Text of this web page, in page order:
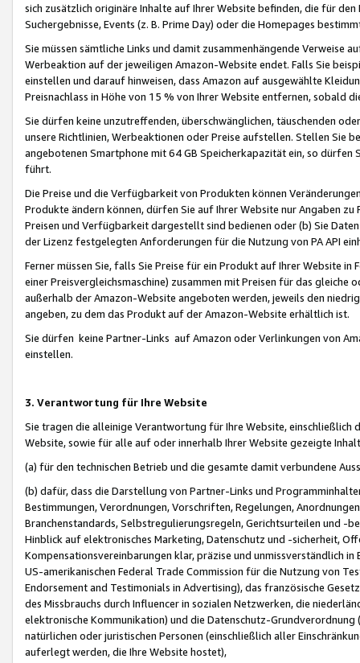
sich zusätzlich originäre Inhalte auf Ihrer Website befinden, die für
Suchergebnisse, Events (z. B. Prime Day) oder die Homepages
Sie müssen sämtliche Links und damit zusammenhängende
Werbeaktion auf der jeweiligen Amazon-Website endet. Falls Sie
einstellen und darauf hinweisen, dass Amazon auf ausgewählte
Preisnachlass in Höhe von 15 % von Ihrer Website entfernen, sobald
Sie dürfen keine unzutreffenden, überschwänglichen, täuschenden
unsere Richtlinien, Werbeaktionen oder Preise aufstellen. Stellen Sie
angebotenen Smartphone mit 64 GB Speicherkapazität ein, so dürfen
führt.
Die Preise und die Verfügbarkeit von Produkten können
Produkte ändern können, dürfen Sie auf Ihrer Website nur Angaben
Preisen und Verfügbarkeit dargestellt sind bedienen oder (b) Sie
der Lizenz festgelegten Anforderungen für die Nutzung von PA API
Ferner müssen Sie, falls Sie Preise für ein Produkt auf Ihrer Website
einer Preisvergleichsmaschine) zusammen mit Preisen für das
außerhalb der Amazon-Website angeboten werden, jeweils den
angeben, zu dem das Produkt auf der Amazon-Website erhältlich ist.
Sie dürfen keine Partner-Links auf Amazon oder Verlinkungen von
einstellen.
3. Verantwortung für Ihre Website
Sie tragen die alleinige Verantwortung für Ihre Website,
Website, sowie für alle auf oder innerhalb Ihrer Website gezeigte
(a) für den technischen Betrieb und die gesamte damit verbundene
(b) dafür, dass die Darstellung von Partner-Links und
Bestimmungen, Verordnungen, Vorschriften, Regelungen,
Branchenstandards, Selbstregulierungsregeln, Gerichtsurteilen und -
Hinblick auf elektronisches Marketing, Datenschutz und -sicherheit,
Kompensationsvereinbarungen klar, präzise und unmissverständlich
US-amerikanischen Federal Trade Commission für die Nutzung von
Endorsement and Testimonials in Advertising), das französische
des Missbrauchs durch Influencer in sozialen Netzwerken, die
elektronische Kommunikation) und die Datenschutz-
natürlichen oder juristischen Personen (einschließlich aller
auferlegt werden, die Ihre Website hostet),